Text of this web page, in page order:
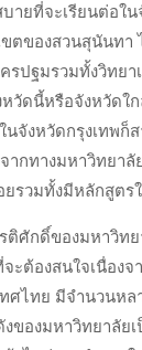
ายที่จะเรียนต่อใน
ขตของสวนสุนันทา
รปฐมรวมทั้งวิทยา
วัดนี้หรือจังหวัดใ
จังหวัดกรุงเทพก็
ากทางมหาวิทยาลั
รวมทั้งมีหลักสูตร
รติศักดิ์ของมหาวิท
ะต้องสนใจเนื่องจ
ศไทย มีจำนวนหล
งของมหาวิทยาลั